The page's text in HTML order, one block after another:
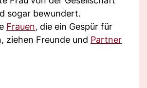
sogar bewundert.
Frauen, die ein Gespür für
ziehen Freunde und Partner